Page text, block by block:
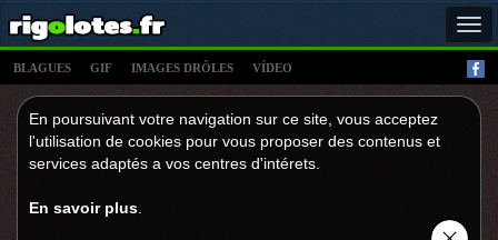
BLAGUES GIF IMAGES DRÔLES VÍDEO
En poursuivant votre navigation sur ce site, vous acceptez
l'utilisation de cookies pour vous proposer des contenus et
services adaptés a vos centres d'intérets.
En savoir plus